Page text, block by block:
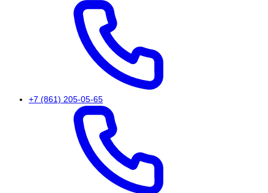
+7 (861) 205-05-65